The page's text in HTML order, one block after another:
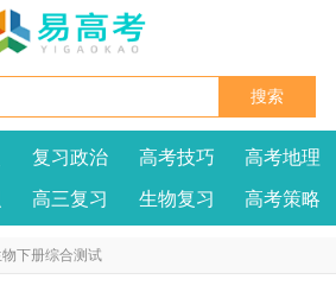
复习政治 高考技巧 高考地理
高三复习 生物复习 高考策略
下册综合测试